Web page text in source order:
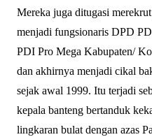
Mereka juga ditugasi
menjadi fungsionaris DPD
PDI Pro Mega Kabupaten/
dan akhirnya menjadi cikal
sejak awal 1999. Itu terjadi
kepala banteng bertanduk
lingkaran bulat dengan azas